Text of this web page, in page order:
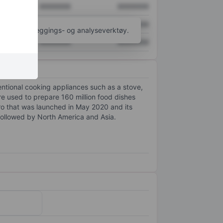
XXXXXXX XXXXXXX
flere kartleggings- og analyseverktøy.
cooking appliances such as a stove,
used to prepare 160 million food dishes
that was launched in May 2020 and its
by North America and Asia.